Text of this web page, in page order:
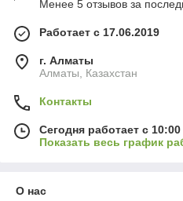
Менее 5 отзывов за
Работает с 17.06.2019
г. Алматы
Алматы, Казахстан
Контакты
Сегодня работает с
Показать весь график
О нас